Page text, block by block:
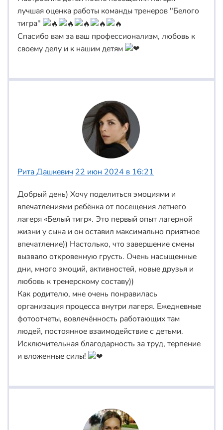
лучшая оценка работы команды тренеров "Белого
тигра"
Спасибо вам за ваш профессионализм, любовь к
своему делу и к нашим детям
Рита Дашкевич 22 июн 2024 в 16:21
Добрый день) Хочу поделиться эмоциями и
впечатлениями ребёнка от посещения летнего
лагеря «Белый тигр». Это первый опыт лагерной
жизни у сына и он оставил максимально приятное
впечатление)) Настолько, что завершение смены
вызвало откровенную грусть. Очень насыщенные
дни, много эмоций, активностей, новые друзья и
любовь к тренерскому составу))
Как родителю, мне очень понравилась
организация процесса внутри лагеря. Ежедневные
фотоотчеты, вовлечённость работающих там
людей, постоянное взаимодействие с детьми.
Исключительная благодарность за труд, терпение
и вложенные силы!